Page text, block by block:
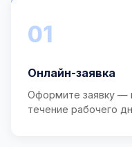
01
Онлайн-заявка
Оформите заявку —
течение рабочего